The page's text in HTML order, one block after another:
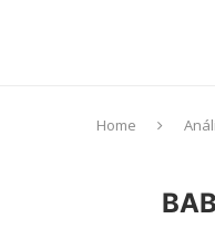
Home